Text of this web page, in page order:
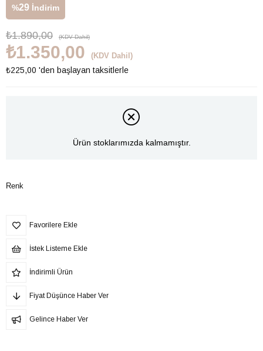
%29 İndirim
₺1.890,00 (KDV Dahil)
₺1.350,00 (KDV Dahil)
₺225,00 'den başlayan taksitlerle
Ürün stoklarımızda kalmamıştır.
Renk
Favorilere Ekle
İstek Listeme Ekle
İndirimli Ürün
Fiyat Düşünce Haber Ver
Gelince Haber Ver